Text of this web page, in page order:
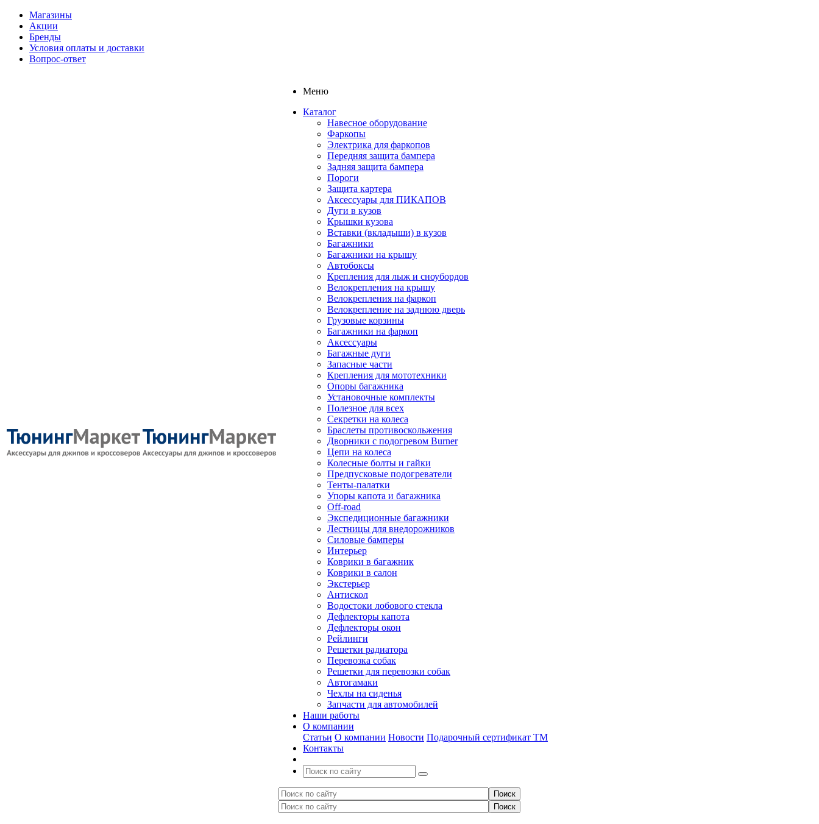
Магазины
Акции
Бренды
Условия оплаты и доставки
Вопрос-ответ
Меню
Каталог
Навесное оборудование
Фаркопы
Электрика для фаркопов
Передняя защита бампера
Задняя защита бампера
Пороги
Защита картера
Аксессуары для ПИКАПОВ
Дуги в кузов
Крышки кузова
Вставки (вкладыши) в кузов
Багажники
Багажники на крышу
Автобоксы
Крепления для лыж и сноубордов
Велокрепления на крышу
Велокрепления на фаркоп
Велокрепление на заднюю дверь
Грузовые корзины
Багажники на фаркоп
Аксессуары
Багажные дуги
Запасные части
Крепления для мототехники
Опоры багажника
Установочные комплекты
Полезное для всех
Секретки на колеса
Браслеты противоскольжения
Дворники с подогревом Burner
Цепи на колеса
Колесные болты и гайки
Предпусковые подогреватели
Тенты-палатки
Упоры капота и багажника
Off-road
Экспедиционные багажники
Лестницы для внедорожников
Силовые бамперы
Интерьер
Коврики в багажник
Коврики в салон
Экстерьер
Антискол
Водостоки лобового стекла
Дефлекторы капота
Дефлекторы окон
Рейлинги
Решетки радиатора
Перевозка собак
Решетки для перевозки собак
Автогамаки
Чехлы на сиденья
Запчасти для автомобилей
Наши работы
О компании
Статьи О компании Новости Подарочный сертификат ТМ
Контакты